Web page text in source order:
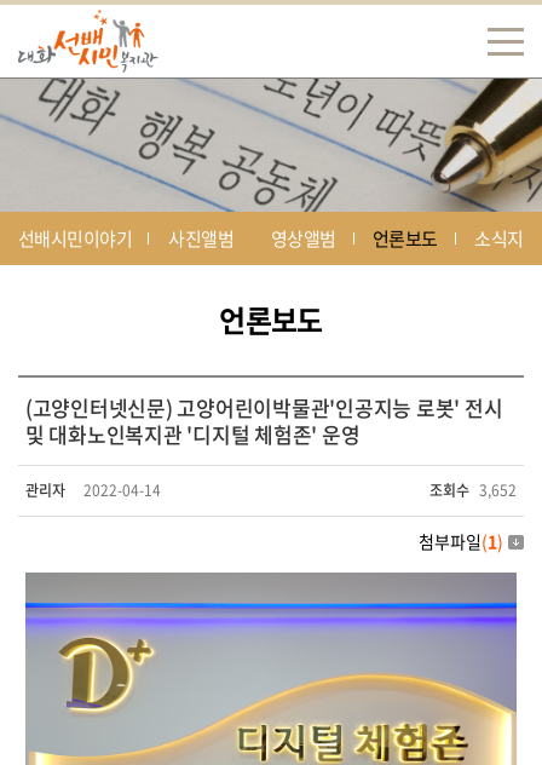
선배시민이야기 사진앨범 영상앨범 언론보도 소식지
언론보도
(고양인터넷신문) 고양어린이박물관'인공지능 로봇' 전시
및 대화노인복지관 '디지털 체험존' 운영
관리자 2022-04-14 조회수 3,652
첨부파일(1)